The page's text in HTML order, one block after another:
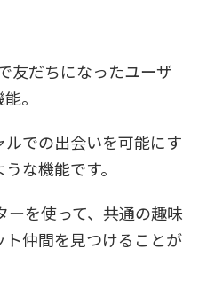
友だちになったユーザ
。
での出会いを可能にす
な機能です。
ーを使って、共通の趣味
仲間を見つけることが